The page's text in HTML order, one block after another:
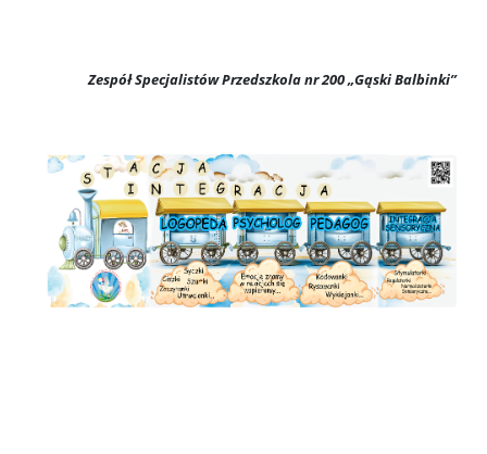
Zespół Specjalistów Przedszkola nr 200 „Gąski Balbinki”